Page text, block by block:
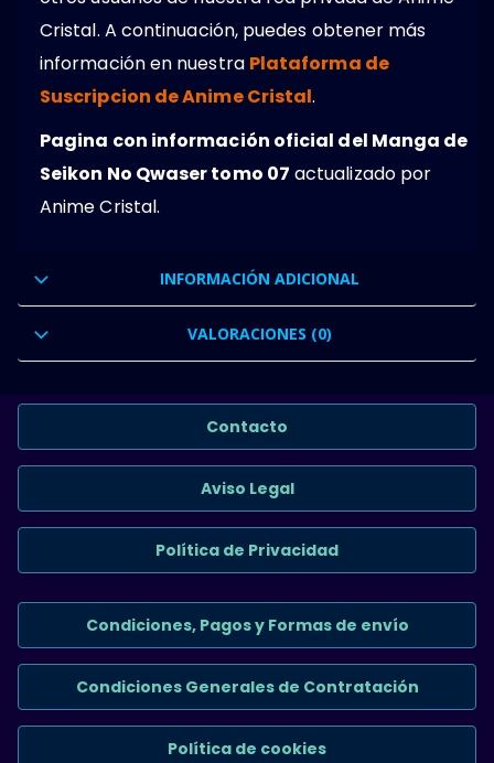
Cristal. A continuación, puedes obtener más
información en nuestra Plataforma de
Suscripcion de Anime Cristal.
Pagina con información oficial del Manga de
Seikon No Qwaser tomo 07 actualizado por
Anime Cristal.
INFORMACIÓN ADICIONAL
VALORACIONES (0)
Contacto
Aviso Legal
Política de Privacidad
Condiciones, Pagos y Formas de envío
Condiciones Generales de Contratación
Política de cookies